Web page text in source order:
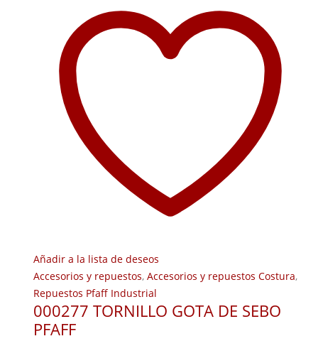
Añadir a la lista de deseos
Accesorios y repuestos, Accesorios y repuestos Costura,
Repuestos Pfaff Industrial
000277 TORNILLO GOTA DE SEBO
PFAFF